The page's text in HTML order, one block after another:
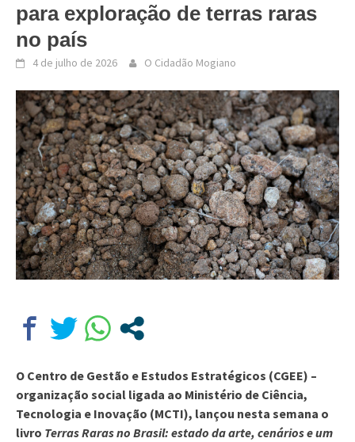
para exploração de terras raras
no país
4 de julho de 2026 O Cidadão Mogiano
O Centro de Gestão e Estudos Estratégicos (CGEE) –
organização social ligada ao Ministério de Ciência,
Tecnologia e Inovação (MCTI), lançou nesta semana o
livro Terras Raras no Brasil: estado da arte, cenários e um